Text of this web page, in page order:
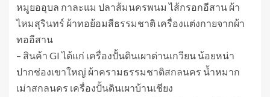
หมูยออุบล กาละแม ปลาส้มนครพนม ไส้กรอกอีสาน ผ้า
ไหมสุรินทร์ ผ้าทอย้อมสีธรรมชาติ เครื่องแต่งกายจากผ้า
ทออีสาน
– สินค้า GI ได้แก่ เครื่องปั้นดินเผาด่านเกวียน น้อยหน่า
ปากช่องเขาใหญ่ ผ้าครามธรรมชาติสกลนคร น้ำหมาก
เม่าสกลนคร เครื่องปั้นดินเผาบ้านเชียง